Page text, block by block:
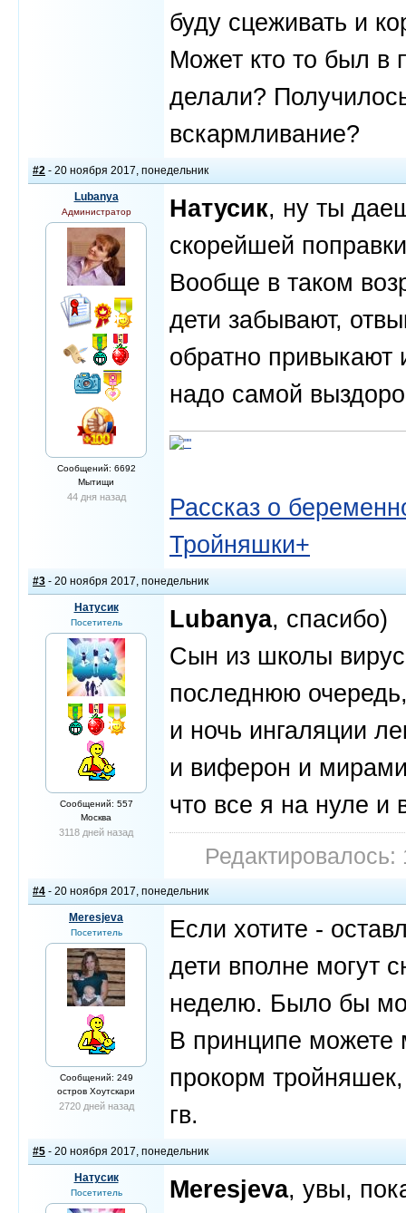
буду сцеживать и
Может кто то был в
делали?
вскармливание?
#2 - 20 ноября 2017, понедельник
Lubanya
Администратор
Сообщений: 6692
Мытищи
44 дня назад
Натусик, ну ты
скорейшей
Вообще в таком
дети забывают,
обратно привыкают
надо самой
Рассказ о
Тройняшки+
#3 - 20 ноября 2017, понедельник
Натусик
Посетитель
Сообщений: 557
Москва
3118 дней назад
Lubanya, спасибо)
Сын из школы
последнюю
и ночь ингаляции
и виферон и
что все я на нуле
#4 - 20 ноября 2017, понедельник
Meresjeva
Посетитель
Сообщений: 249
остров Хоутскари
2720 дней назад
Если хотите -
дети вполне могут
неделю. Было бы
В принципе можете
прокорм
гв.
#5 - 20 ноября 2017, понедельник
Натусик
Посетитель Meresjeva, увы,